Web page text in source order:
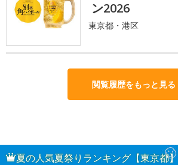
ン2026
東京都・港区
閲覧履歴をもっと見る
夏の人気夏祭りランキング【東京都】